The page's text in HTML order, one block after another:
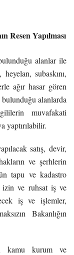
Resen Yapılması
alanlar ile
subaskını,
ağır hasar gören
bulunduğu alanlarda
muvafakati
yaptırılabilir.
satış, devir,
ve şerhlerin
tapu ve kadastro
izin ve ruhsat iş ve
iş ve işlemler,
Bakanlığın
kamu kurum ve